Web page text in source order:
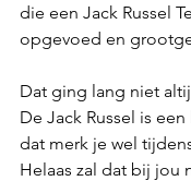
die een Jack Russel
opgevoed en
Dat ging lang niet
De Jack Russel is
dat merk je wel
Helaas zal dat bij jou